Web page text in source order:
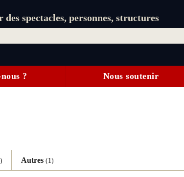
des spectacles, personnes, structures
? Nous soutenir
Autres (1)